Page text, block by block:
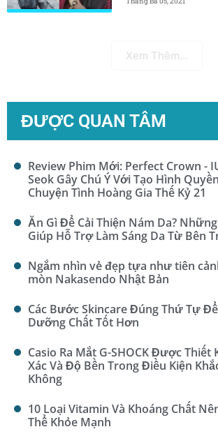
Xem Thêm...
ĐƯỢC QUAN TÂM
Review Phim Mới: Perfect Crown -
Seok Gây Chú Ý Với Tạo Hình
Chuyện Tình Hoàng Gia Thế Kỷ 21
Ăn Gì Để Cải Thiện Nám Da?
Giúp Hỗ Trợ Làm Sáng Da Từ Bên
Ngắm nhìn vẻ đẹp tựa như tiên
mòn Nakasendo Nhật Bản
Các Bước Skincare Đúng Thứ Tự
Dưỡng Chất Tốt Hơn
Casio Ra Mắt G-SHOCK Được Thiết
Xác Và Độ Bền Trong Điều Kiện
Không
10 Loại Vitamin Và Khoáng Chất
Thể Khỏe Mạnh